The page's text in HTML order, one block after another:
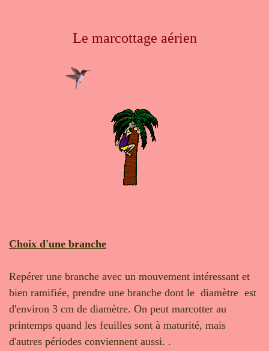
Le marcottage aérien
Choix d'une branche
Repérer une branche avec un mouvement intéressant et
bien ramifiée, prendre une branche dont le diamètre est
d'environ 3 cm de diamètre. On peut marcotter au
printemps quand les feuilles sont à maturité, mais
d'autres périodes conviennent aussi. .